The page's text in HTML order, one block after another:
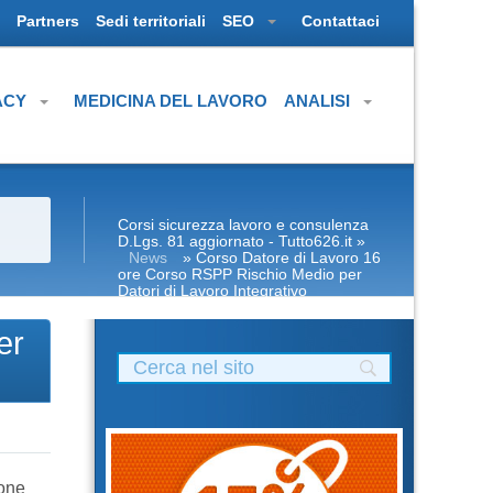
Partners Sedi territoriali SEO Contattaci
MEDICINA DEL LAVORO ANALISI
Corsi sicurezza lavoro e consulenza
D.Lgs. 81 aggiornato - Tutto626.it »
News
» Corso Datore di Lavoro 16
ore Corso RSPP Rischio Medio per
Datori di Lavoro Integrativo